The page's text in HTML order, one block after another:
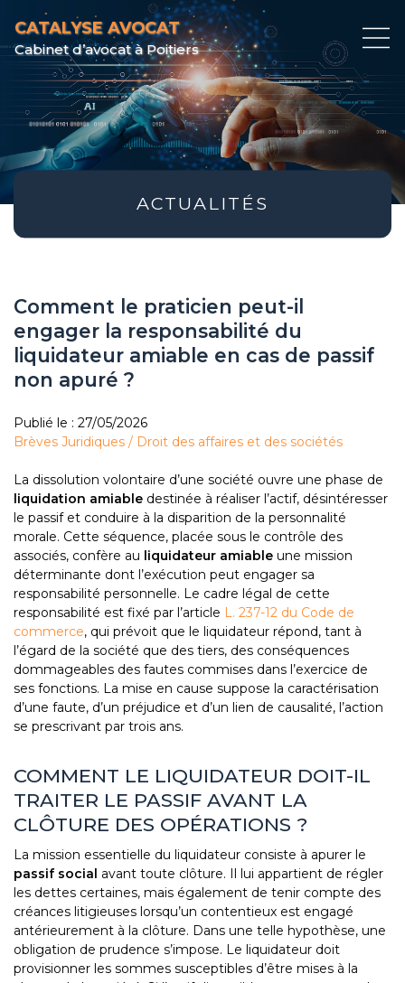
CATALYSE AVOCAT
Cabinet d’avocat à Poitiers
ACTUALITÉS
Comment le praticien peut-il
engager la responsabilité du
liquidateur amiable en cas de passif
non apuré ?
Publié le : 27/05/2026
Brèves Juridiques / Droit des affaires et des sociétés
La dissolution volontaire d’une société ouvre une phase de
liquidation amiable destinée à réaliser l’actif, désintéresser
le passif et conduire à la disparition de la personnalité
morale. Cette séquence, placée sous le contrôle des
associés, confère au liquidateur amiable une mission
déterminante dont l’exécution peut engager sa
responsabilité personnelle. Le cadre légal de cette
responsabilité est fixé par l’article L. 237-12 du Code de
commerce, qui prévoit que le liquidateur répond, tant à
l’égard de la société que des tiers, des conséquences
dommageables des fautes commises dans l’exercice de
ses fonctions. La mise en cause suppose la caractérisation
d’une faute, d’un préjudice et d’un lien de causalité, l’action
se prescrivant par trois ans.
COMMENT LE LIQUIDATEUR DOIT-IL
TRAITER LE PASSIF AVANT LA
CLÔTURE DES OPÉRATIONS ?
La mission essentielle du liquidateur consiste à apurer le
passif social avant toute clôture. Il lui appartient de régler
les dettes certaines, mais également de tenir compte des
créances litigieuses lorsqu’un contentieux est engagé
antérieurement à la clôture. Dans une telle hypothèse, une
obligation de prudence s’impose. Le liquidateur doit
provisionner les sommes susceptibles d’être mises à la